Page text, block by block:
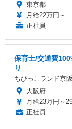
東京都
月給22万円～
正社員
保育士/交通費
り
ちびっこランド京
大阪府
月給23万円～
正社員